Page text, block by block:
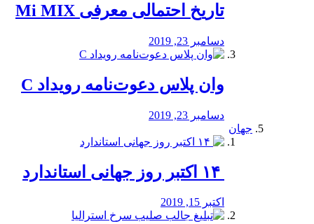
تاریخ احتمالی معرفی Mi MIX
دسامبر 23, 2019
وان پلاس دعوت‌نامه رویداد C
دسامبر 23, 2019
جهان
اکتبر 15, 2019